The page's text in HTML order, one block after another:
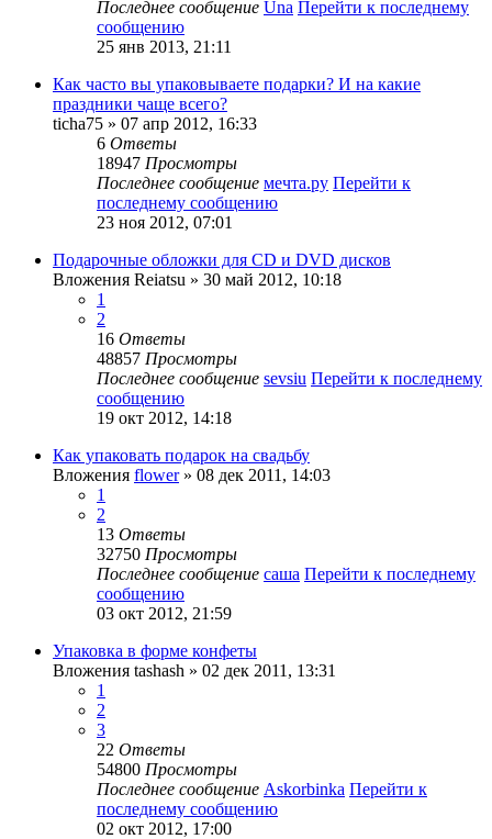
Последнее сообщение Una Перейти к последнему
сообщению
25 янв 2013, 21:11
Как часто вы упаковываете подарки? И на какие
праздники чаще всего?
ticha75 » 07 апр 2012, 16:33
6 Ответы
18947 Просмотры
Последнее сообщение мечта.ру Перейти к
последнему сообщению
23 ноя 2012, 07:01
Подарочные обложки для CD и DVD дисков
Вложения Reiatsu » 30 май 2012, 10:18
1
2
16 Ответы
48857 Просмотры
Последнее сообщение sevsiu Перейти к последнему
сообщению
19 окт 2012, 14:18
Как упаковать подарок на свадьбу
Вложения flower» 08 дек 2011, 14:03
1
2
13 Ответы
32750 Просмотры
Последнее сообщение саша Перейти к последнему
сообщению
03 окт 2012, 21:59
Упаковка в форме конфеты
Вложения tashash » 02 дек 2011, 13:31
1
2
3
22 Ответы
54800 Просмотры
Последнее сообщение Askorbinka Перейти к
последнему сообщению
02 окт 2012, 17:00